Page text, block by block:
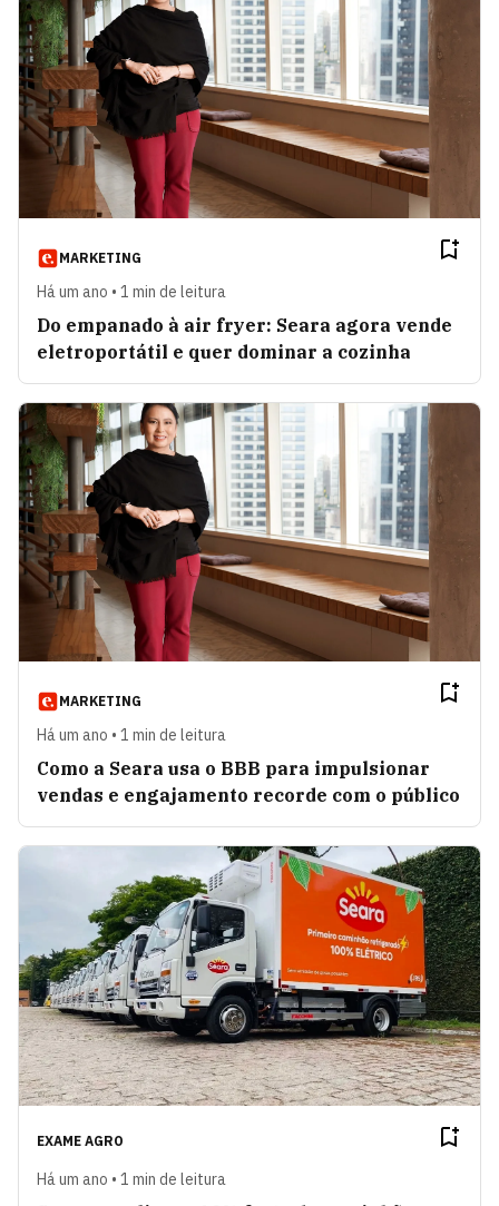
MARKETING
Há um ano • 1 min de leitura
Do empanado à air fryer: Seara agora vende
eletroportátil e quer dominar a cozinha
MARKETING
Há um ano • 1 min de leitura
Como a Seara usa o BBB para impulsionar
vendas e engajamento recorde com o público
EXAME AGRO
Há um ano • 1 min de leitura